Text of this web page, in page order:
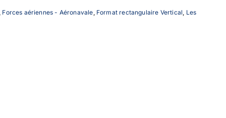
Forces aériennes - Aéronavale, Format rectangulaire Vertical, Les